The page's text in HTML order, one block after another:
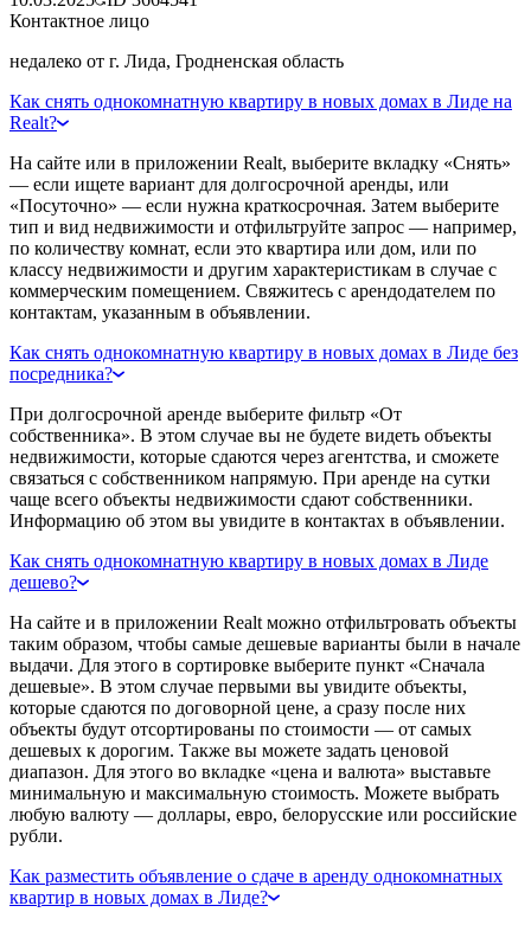
Контактное лицо
недалеко от г. Лида, Гродненская область
Как снять однокомнатную квартиру в новых домах в Лиде на
Realt?
На сайте или в приложении Realt, выберите вкладку «Снять»
— если ищете вариант для долгосрочной аренды, или
«Посуточно» — если нужна краткосрочная. Затем выберите
тип и вид недвижимости и отфильтруйте запрос — например,
по количеству комнат, если это квартира или дом, или по
классу недвижимости и другим характеристикам в случае с
коммерческим помещением. Свяжитесь с арендодателем по
контактам, указанным в объявлении.
Как снять однокомнатную квартиру в новых домах в Лиде без
посредника?
При долгосрочной аренде выберите фильтр «От
собственника». В этом случае вы не будете видеть объекты
недвижимости, которые сдаются через агентства, и сможете
связаться с собственником напрямую. При аренде на сутки
чаще всего объекты недвижимости сдают собственники.
Информацию об этом вы увидите в контактах в объявлении.
Как снять однокомнатную квартиру в новых домах в Лиде
дешево?
На сайте и в приложении Realt можно отфильтровать объекты
таким образом, чтобы самые дешевые варианты были в начале
выдачи. Для этого в сортировке выберите пункт «Сначала
дешевые». В этом случае первыми вы увидите объекты,
которые сдаются по договорной цене, а сразу после них
объекты будут отсортированы по стоимости — от самых
дешевых к дорогим. Также вы можете задать ценовой
диапазон. Для этого во вкладке «цена и валюта» выставьте
минимальную и максимальную стоимость. Можете выбрать
любую валюту — доллары, евро, белорусские или российские
рубли.
Как разместить объявление о сдаче в аренду однокомнатных
квартир в новых домах в Лиде?